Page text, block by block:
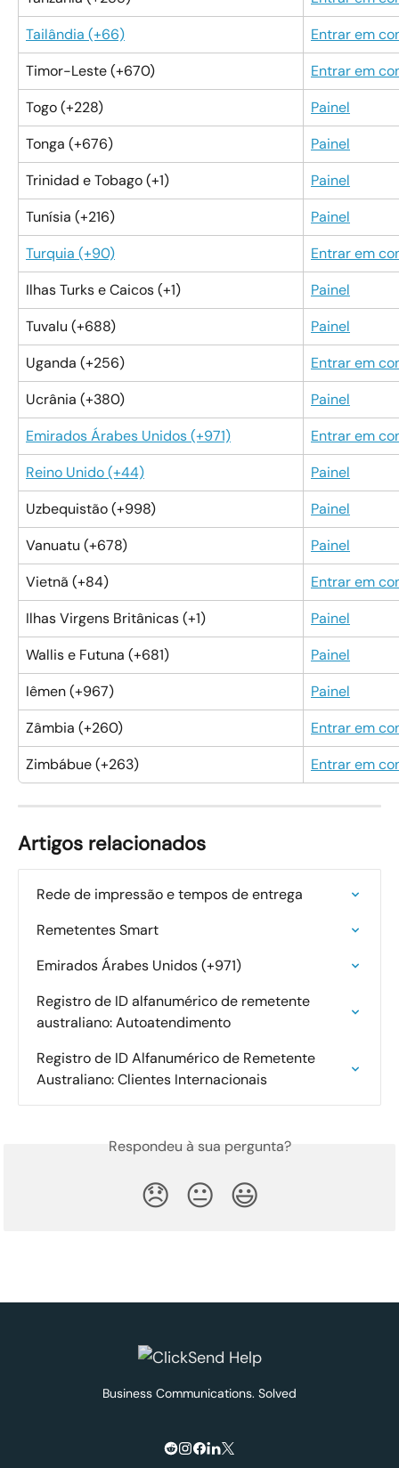
Tailândia (+66)
Entrar em
Timor-Leste (+670)
Entrar em
Togo (+228)
Painel
Tonga (+676)
Painel
Trinidad e Tobago (+1)
Painel
Tunísia (+216)
Painel
Turquia (+90)
Entrar em
Ilhas Turks e Caicos (+1)
Painel
Tuvalu (+688)
Painel
Uganda (+256)
Entrar em
Ucrânia (+380)
Painel
Emirados Árabes Unidos (+971)
Entrar em
Reino Unido (+44)
Painel
Uzbequistão (+998)
Painel
Vanuatu (+678)
Painel
Vietnã (+84)
Entrar em
Ilhas Virgens Britânicas (+1)
Painel
Wallis e Futuna (+681)
Painel
Iêmen (+967)
Painel
Zâmbia (+260)
Entrar em
Zimbábue (+263)
Entrar em
Artigos relacionados
Rede de impressão e tempos de entrega
Remetentes Smart
Emirados Árabes Unidos (+971)
Registro de ID alfanumérico de remetente
australiano: Autoatendimento
Registro de ID Alfanumérico de Remetente
Australiano: Clientes Internacionais
Respondeu à sua pergunta?
😞 😐 😃
Business Communications. Solved